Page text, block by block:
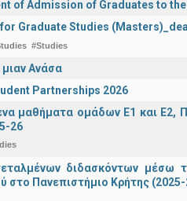
of Admission of Graduates to
Graduate Studies
#Studies
Ανάσα
Partnerships 2026
μαθήματα ομάδων Ε1 και Ε2,
26
διδασκόντων μέσω
στο Πανεπιστήμιο Κρήτης